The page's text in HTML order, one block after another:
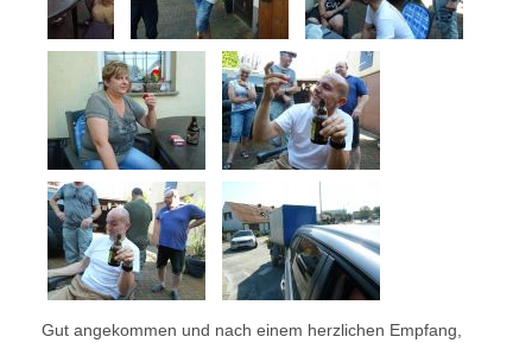
Gut angekommen und nach einem herzlichen Empfang,